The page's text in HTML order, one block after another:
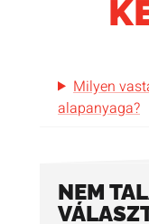
Milyen
alapanyaga?
NEM